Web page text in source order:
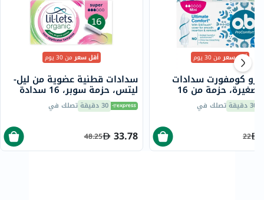
أقل سعرمن 30 يوم
سدادات قطنية عضوية من ليل-
ليتس، حزمة سوبر، 16 سدادة
30 دقيقة تصلك في
33.78
48.25
أقل سعرمن 30 يوم
برو كومفورت سدادات
حزمة من 16
30 دقيقة تصلك في
22